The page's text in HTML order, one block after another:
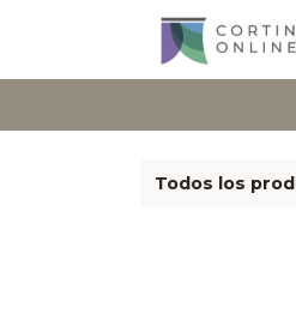
Todos los